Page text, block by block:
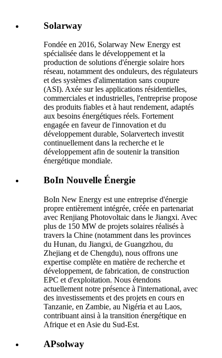
Solarway
Fondée en 2016, Solarway New Energy est
spécialisée dans le développement et la
production de solutions d'énergie solaire hors
réseau, notamment des onduleurs, des régulateurs
et des systèmes d'alimentation sans coupure
(ASI). Axée sur les applications résidentielles,
commerciales et industrielles, l'entreprise propose
des produits fiables et à haut rendement, adaptés
aux besoins énergétiques réels. Fortement
engagée en faveur de l'innovation et du
développement durable, Solarvertech investit
continuellement dans la recherche et le
développement afin de soutenir la transition
énergétique mondiale.
BoIn Nouvelle Énergie
BoIn New Energy est une entreprise d'énergie
propre entièrement intégrée, créée en partenariat
avec Renjiang Photovoltaic dans le Jiangxi. Avec
plus de 150 MW de projets solaires réalisés à
travers la Chine (notamment dans les provinces
du Hunan, du Jiangxi, de Guangzhou, du
Zhejiang et de Chengdu), nous offrons une
expertise complète en matière de recherche et
développement, de fabrication, de construction
EPC et d'exploitation. Nous étendons
actuellement notre présence à l'international, avec
des investissements et des projets en cours en
Tanzanie, en Zambie, au Nigéria et au Laos,
contribuant ainsi à la transition énergétique en
Afrique et en Asie du Sud-Est.
APsolway